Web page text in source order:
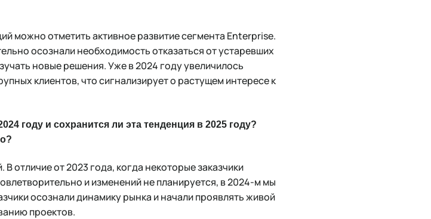
можно отметить активное развитие сегмента Enterprise.
осознали необходимость отказаться от устаревших
новые решения. Уже в 2024 году увеличилось
клиентов, что сигнализирует о растущем интересе к
году и сохранится ли эта тенденция в 2025 году?
отличие от 2023 года, когда некоторые заказчики
и изменений не планируется, в 2024-м мы
осознали динамику рынка и начали проявлять живой
проектов.